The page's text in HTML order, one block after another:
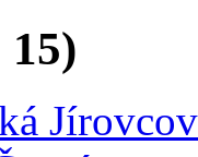
15)